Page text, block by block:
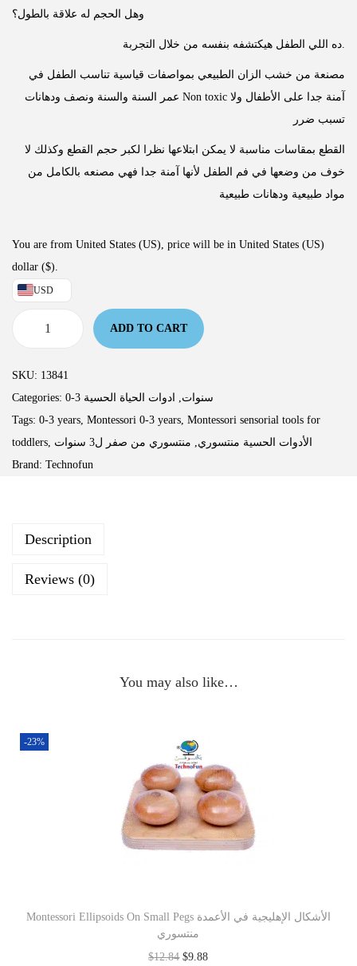
وهل الحجم له علاقة بالطول؟
مصنعة من خشب الزان الطبيعي بمواصفات قياسية تناسب الطفل في
عمر السنة والسنة ونصف ودهانات Non toxic آمنة جدا على الأطفال ولا
تسبب ضرر
القطع بمقاسات مناسبة لا يمكن ابتلاعها نظرا لكبر حجم القطع وكذلك لا
خوف من وضعها في فم الطفل لأنها آمنة جدا فهي مصنعه بالكامل من
مواد طبيعية ودهانات طبيعية
You are from United States (US), price will be in United States (US)
dollar ($).
USD
ADD TO CART
SKU: 13841
Categories:
0-3 سنوات
ادوات الحياة الحسية
Tags: 0-3 years Montessori 0-3 years Montessori sensorial tools for
toddlers
الأدوات الحسية منتسوري
منتسوري من صفر ل3 سنوات
Brand: Technofun
Description
Reviews (0)
You may also like…
-23%
Montessori Ellipsoids On Small Pegs الأشكال الإهليجية في الأعمدة
منتسوري
$12.84 $9.88